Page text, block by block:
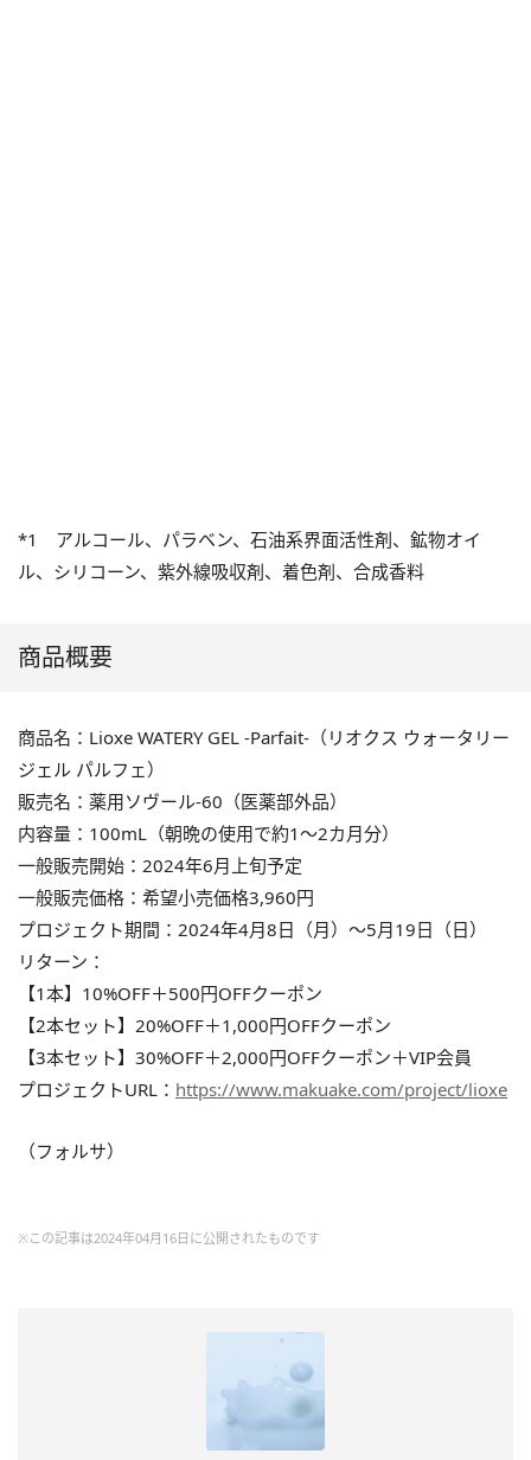
*1 アルコール、パラベン、石油系界面活性剤、鉱物オイ
ル、シリコーン、紫外線吸収剤、着色剤、合成香料
商品概要
商品名：Lioxe WATERY GEL -Parfait-（リオクス ウォータリー
ジェル パルフェ）
販売名：薬用ソヴール-60（医薬部外品）
内容量：100mL（朝晩の使用で約1～2カ月分）
一般販売開始：2024年6月上旬予定
一般販売価格：希望小売価格3,960円
プロジェクト期間：2024年4月8日（月）～5月19日（日）
リターン：
【1本】10%OFF＋500円OFFクーポン
【2本セット】20%OFF＋1,000円OFFクーポン
【3本セット】30%OFF＋2,000円OFFクーポン＋VIP会員
プロジェクトURL： https://www.makuake.com/project/lioxe
（フォルサ）
※この記事は2024年04月16日に公開されたものです